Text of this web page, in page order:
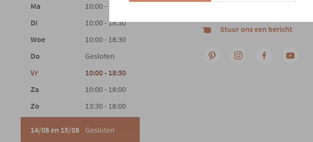
Ma
10:00 - 18:30
Di
10:00 - 18:30
Woe
10:00 - 18:30
Do
Gesloten
Vr
10:00 - 18:30
Za
10:00 - 18:00
Zo
13:30 - 18:00
14/08 en 15/08 Gesloten
Stuur ons een bericht